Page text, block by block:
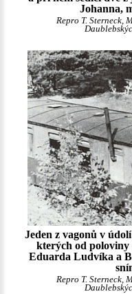
Johanna,
Repro T. Sterneck,
Jeden z vagonů v
kterých od
Eduarda Ludvíka a
Repro T. Sterneck,